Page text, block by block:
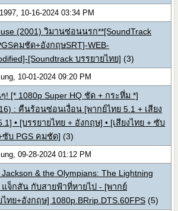
10-16-2024 03:34 PM
(2001) วิมานซ่อนนรก**[SoundTrack
คมชัด+อังกฤษSRT]-WEB-
[Soundtrack บรรยายไทย] (3)
10-01-2024 09:20 PM
! [* 1080p Super HQ ชัด + กระหึ่ม *]
: คืนร้อนซ่อนเงื่อน [พากย์ไทย 5.1 + เสียง
• [บรรยายไทย + อังกฤษ] • [เสียงไทย + ซับ
ซับ PGS คมชัด] (3)
09-28-2024 01:12 PM
& the Olympians: The Lightning
แจ็กสัน กับสายฟ้าที่หายไป - [พากย์
ทย+อังกฤษ] 1080p.BRrip.DTS.60FPS (5)